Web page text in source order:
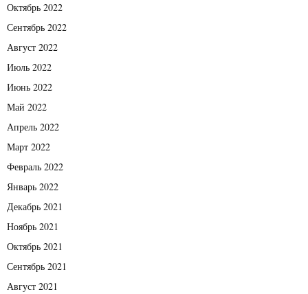
Октябрь 2022
Сентябрь 2022
Август 2022
Июль 2022
Июнь 2022
Май 2022
Апрель 2022
Март 2022
Февраль 2022
Январь 2022
Декабрь 2021
Ноябрь 2021
Октябрь 2021
Сентябрь 2021
Август 2021